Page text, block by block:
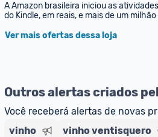
A Amazon brasileira iniciou as
do Kindle, em reais, e mais de um
Ver mais ofertas dessa loja
Outros alertas criados
Você receberá alertas de novas
vinho
vinho ventisquero